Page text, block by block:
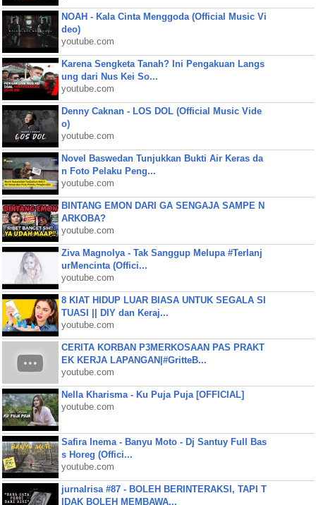
NOAH - Kala Cinta Menggoda (Official Music Vi
deo)
youtube.com
Karena Sengketa Tanah? Ini Pengakuan Langs
ung dari Nus Kei So...
youtube.com
Denny Caknan - LOS DOL (Official Music Vide
o)
youtube.com
Novel Baswedan Tunjukkan Bukti Air Keras da
n Foto Pelaku Peng...
youtube.com
BINTANG EMON DARI GA SENGAJA SAMPE N
ARKOBA?
youtube.com
Ziva Magnolya - Tak Sanggup Melupa #Terlanj
urMencinta (Offici...
youtube.com
8 KIAT HIDUP LUAR BIASA UNTUK SEGALA SI
TUASI || DIY dan Keraj...
youtube.com
CERITA KORBAN P3MERKOSAAN PAS PRAKT
EK KERJA LAPANGAN|#GritteB...
youtube.com
Nella Kharisma - Ku Puja Puja [OFFICIAL]
youtube.com
Safira Inema - Banyu Moto - Dj Santuy Full Bas
s Horeg (Offici...
youtube.com
jurnalrisa #87 - BOLEH BERINTERAKSI, TAPI T
IDAK BOLEH MEMBAWA...